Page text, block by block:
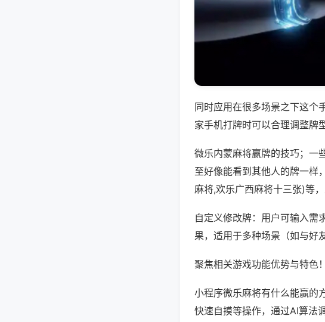
同时应用在很多场景之下这个
家手机打牌时可以合理调整牌
微乐内蒙麻将赢牌的技巧；一
至好像能看到其他人的牌一样
麻将,欢乐广西麻将十三张)等
自定义修改牌：用户可输入需
果，适用于多种场景（如与好
聚焦相关游戏功能优势与特色！
小程序微乐麻将有什么能赢的
快速自摸等操作，通过AI算法